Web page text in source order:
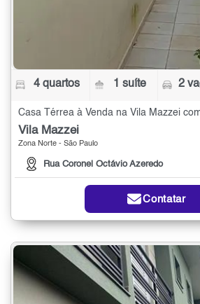
4 quartos 1 suíte 2
Casa Térrea à Venda na Vila Mazzei
Vila Mazzei
Zona Norte - São Paulo
Rua Coronel Octávio Azeredo
Contatar